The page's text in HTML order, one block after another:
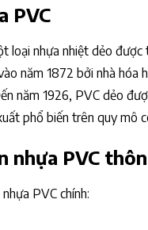
PVC
loại nhựa nhiệt dẻo
năm 1872 bởi nhà
năm 1926, PVC dẻo
phổ biến trên quy mô
nhựa PVC
PVC chính: